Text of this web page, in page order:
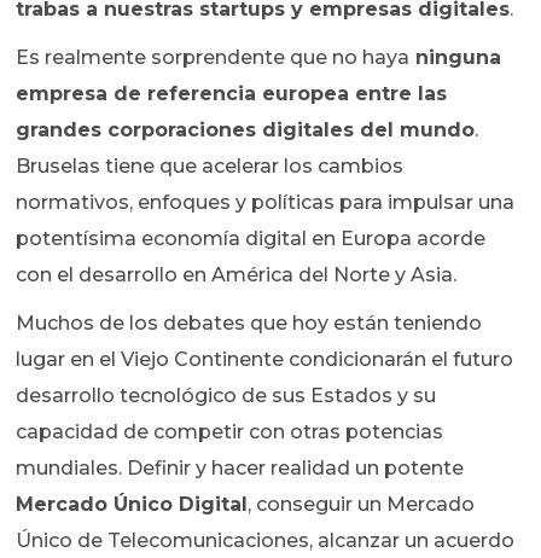
trabas a nuestras startups y empresas digitales.
Es realmente sorprendente que no haya ninguna
empresa de referencia europea entre las
grandes corporaciones digitales del mundo.
Bruselas tiene que acelerar los cambios
normativos, enfoques y políticas para impulsar una
potentísima economía digital en Europa acorde
con el desarrollo en América del Norte y Asia.
Muchos de los debates que hoy están teniendo
lugar en el Viejo Continente condicionarán el futuro
desarrollo tecnológico de sus Estados y su
capacidad de competir con otras potencias
mundiales. Definir y hacer realidad un potente
Mercado Único Digital , conseguir un Mercado
Único de Telecomunicaciones, alcanzar un acuerdo